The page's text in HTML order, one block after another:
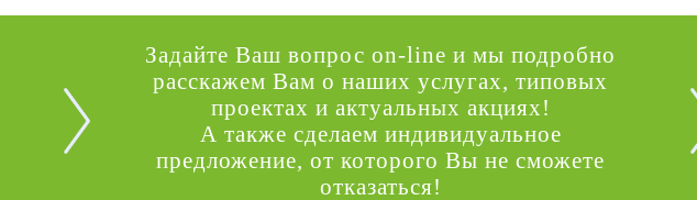
Задайте Ваш вопрос on-line и мы подробно
расскажем Вам о наших услугах, типовых
проектах и актуальных акциях!
А также сделаем индивидуальное
предложение, от которого Вы не сможете
отказаться!